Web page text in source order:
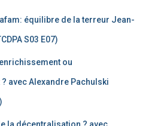
équilibre de la terreur Jean-
S03 E07)
ou
avec Alexandre Pachulski
la décentralisation ? avec